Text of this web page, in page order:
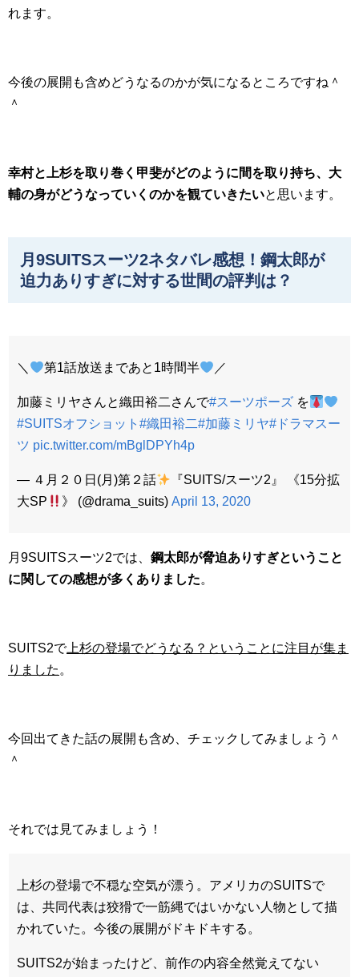
れます。
今後の展開も含めどうなるのかが気になるところですね＾
＾
幸村と上杉を取り巻く甲斐がどのように間を取り持ち、大
輔の身がどうなっていくのかを観ていきたいと思います。
月9SUITSスーツ2ネタバレ感想！鋼太郎が
迫力ありすぎに対する世間の評判は？
＼ 第1話放送まであと1時間半 ／
加藤ミリヤさんと織田裕二さんで#スーツポーズ を
#SUITSオフショット #織田裕二#加藤ミリヤ#ドラマスー
ツ pic.twitter.com/mBglDPYh4p
— ４月２０日(月)第２話
『SUITS/スーツ2』 《15分拡
大SP
》 (@drama_suits)April 13, 2020
月9SUITSスーツ2では、 鋼太郎が脅迫ありすぎということ
に関しての感想が多くありました。
SUITS2で上杉の登場でどうなる？ということに注目が集ま
りました 。
今回出てきた話の展開も含め、チェックしてみましょう＾
＾
それでは見てみましょう！
上杉の登場で不穏な空気が漂う。アメリカのSUITSで
は、共同代表は狡猾で一筋縄ではいかない人物として描
かれていた。今後の展開がドキドキする。
SUITS2が始まったけど、前作の内容全然覚えてない